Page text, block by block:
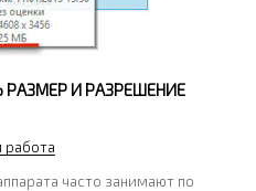
И РАЗРЕШЕНИЕ
работа
часто занимают по